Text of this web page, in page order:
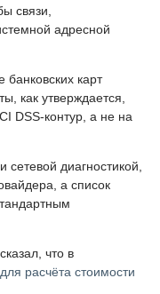
связи,
адресной
карт
как утверждается,
DSS-контур, а не на
диагностикой,
а список
что в
расчёта стоимости